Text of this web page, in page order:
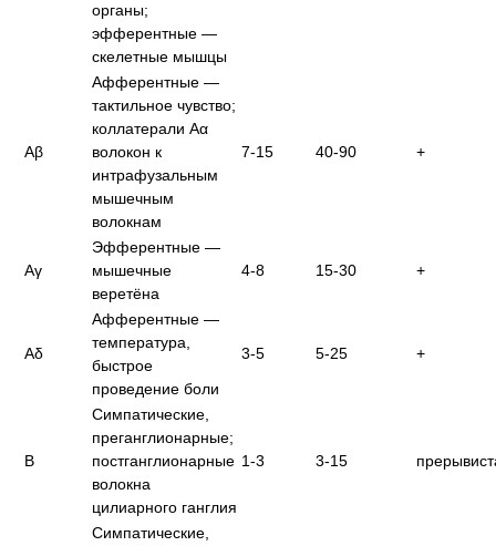
органы;
эфферентные —
скелетные мышцы
Aβ
Афферентные —
тактильное чувство;
коллатерали Aα
волокон к
интрафузальным
мышечным
волокнам
7-15 40-90 +
Aγ
Эфферентные —
мышечные
веретёна
4-8 15-30 +
Aδ
Афферентные —
температура,
быстрое
проведение боли
3-5 5-25 +
B
Симпатические,
преганглионарные;
постганглионарные
волокна
цилиарного ганглия
1-3 3-15
Симпатические,